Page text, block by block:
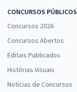
CONCURSOS PÚBLICOS
Concursos 2026
Concursos Abertos
Editais Publicados
Histórias Visuais
Notícias de Concursos